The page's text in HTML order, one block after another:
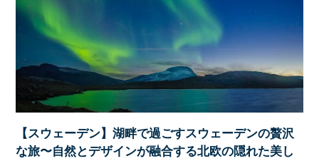
【スウェーデン】湖畔で過ごすスウェーデンの贅沢
な旅〜自然とデザインが融合する北欧の隠れた美し